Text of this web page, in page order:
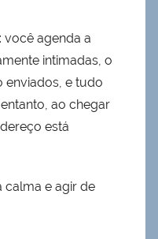
você agenda a
intimadas, o
enviados, e tudo
ao chegar
está
calma e agir de